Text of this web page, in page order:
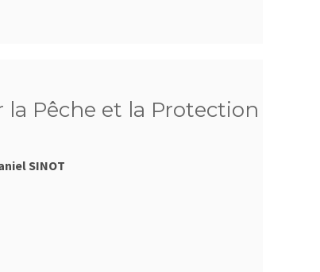
Pêche et la Protection
SINOT